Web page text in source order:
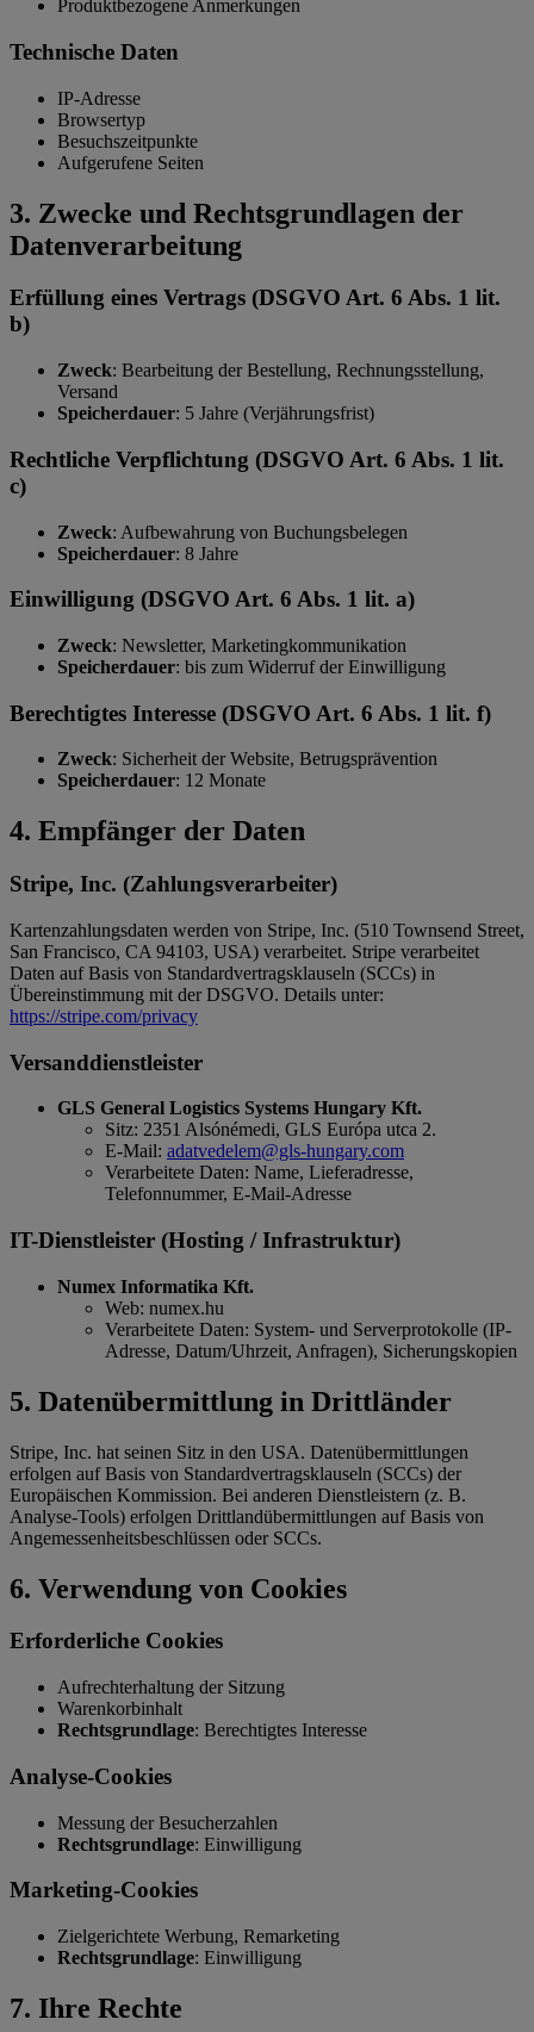
Produktbezogene Anmerkungen
Technische Daten
IP-Adresse
Browsertyp
Besuchszeitpunkte
Aufgerufene Seiten
3. Zwecke und Rechtsgrundlagen der
Datenverarbeitung
Erfüllung eines Vertrags (DSGVO Art. 6 Abs. 1 lit.
b)
Zweck: Bearbeitung der Bestellung, Rechnungsstellung,
Versand
Speicherdauer: 5 Jahre (Verjährungsfrist)
Rechtliche Verpflichtung (DSGVO Art. 6 Abs. 1 lit.
c)
Zweck: Aufbewahrung von Buchungsbelegen
Speicherdauer: 8 Jahre
Einwilligung (DSGVO Art. 6 Abs. 1 lit. a)
Zweck: Newsletter, Marketingkommunikation
Speicherdauer: bis zum Widerruf der Einwilligung
Berechtigtes Interesse (DSGVO Art. 6 Abs. 1 lit. f)
Zweck: Sicherheit der Website, Betrugsprävention
Speicherdauer: 12 Monate
4. Empfänger der Daten
Stripe, Inc. (Zahlungsverarbeiter)
Kartenzahlungsdaten werden von Stripe, Inc. (510 Townsend Street,
San Francisco, CA 94103, USA) verarbeitet. Stripe verarbeitet
Daten auf Basis von Standardvertragsklauseln (SCCs) in
Übereinstimmung mit der DSGVO. Details unter:
https://stripe.com/privacy
Versanddienstleister
GLS General Logistics Systems Hungary Kft.
Sitz: 2351 Alsónémedi, GLS Európa utca 2.
E-Mail: adatvedelem@gls-hungary.com
Verarbeitete Daten: Name, Lieferadresse,
Telefonnummer, E-Mail-Adresse
IT-Dienstleister (Hosting / Infrastruktur)
Numex Informatika Kft.
Web: numex.hu
Verarbeitete Daten: System- und Serverprotokolle (IP-
Adresse, Datum/Uhrzeit, Anfragen), Sicherungskopien
5. Datenübermittlung in Drittländer
Stripe, Inc. hat seinen Sitz in den USA. Datenübermittlungen
erfolgen auf Basis von Standardvertragsklauseln (SCCs) der
Europäischen Kommission. Bei anderen Dienstleistern (z. B.
Analyse-Tools) erfolgen Drittlandübermittlungen auf Basis von
Angemessenheitsbeschlüssen oder SCCs.
6. Verwendung von Cookies
Erforderliche Cookies
Aufrechterhaltung der Sitzung
Warenkorbinhalt
Rechtsgrundlage: Berechtigtes Interesse
Analyse-Cookies
Messung der Besucherzahlen
Rechtsgrundlage: Einwilligung
Marketing-Cookies
Zielgerichtete Werbung, Remarketing
Rechtsgrundlage: Einwilligung
7. Ihre Rechte